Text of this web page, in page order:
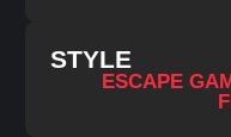
STYLE
ESCAPE